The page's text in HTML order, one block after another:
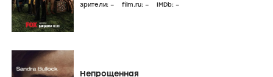
зрители: – film.ru: – IMDb: –
Непрощенная